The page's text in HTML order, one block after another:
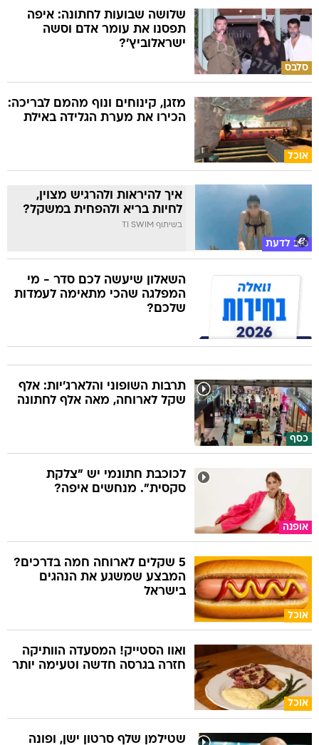
סלבס
שלושה שבועות לחתונה: איפה
תפסנו את עומר אדם וסשה
ישראלוביץ'?
אוכל
מזגן, קינוחים ונוף מהמם לבריכה:
הכירו את מערת הגלידה באילת
טוב לדעת
איך להיראות ולהרגיש מצוין,
לחיות בריא ולהפחית במשקל?
בשיתוף TI SWIM
השאלון שיעשה לכם סדר - מי
המפלגה שהכי מתאימה לעמדות
שלכם?
כסף
תרבות השופוני והלארג'יות: אלף
שקל לארוחה, מאה אלף לחתונה
אופנה
לכוכבת חתונמי יש "צלקת
סקסית". מנחשים איפה?
אוכל
5 שקלים לארוחה חמה בדרכים?
המבצע שמשגע את הנהגים
בישראל
אוכל
ואוו הסטייק! המסעדה הוותיקה
חזרה בגרסה חדשה וטעימה יותר
שטילמן שלף סרטון ישן, ופונה